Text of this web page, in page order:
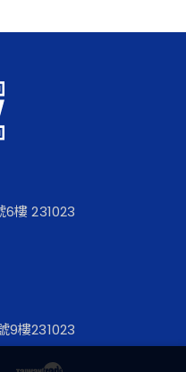
6樓 231023
9樓231023